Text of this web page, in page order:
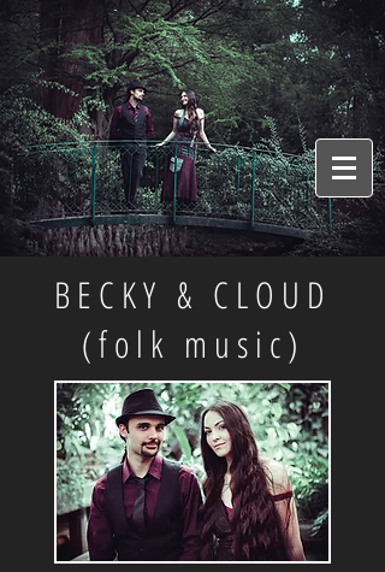
BECKY & CLOUD
(folk music)